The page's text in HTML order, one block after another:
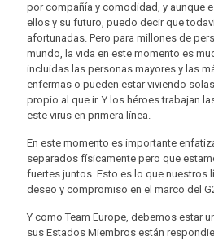
por compañía y comodidad, y aunque
ellos y su futuro, puedo decir que
afortunadas. Pero para millones de
mundo, la vida en este momento es
incluidas las personas mayores y las
enfermas o pueden estar viviendo
propio al que ir. Y los héroes trabajan
este virus en primera línea.
En este momento es importante
separados físicamente pero que
fuertes juntos. Esto es lo que nuestros
deseo y compromiso en el marco del
Y como Team Europe, debemos estar
sus Estados Miembros están